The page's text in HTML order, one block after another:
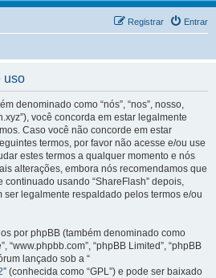
Entrar
Registrar
uso
denominado como “nós”, “nos”, nosso,
você concorda em estar legalmente
Caso você não concorde em estar
termos, por favor não acesse e/ou use
estes termos a qualquer momento e nós
alterações, embora nós recomendamos que
usando “ShareFlash” depois,
legalmente respaldado pelos termos e/ou
por phpBB (também denominado como
“www.phpbb.com”, “phpBB Limited”, “phpBB
lançado sob a “
” (conhecida como “GPL”) e pode ser baixado